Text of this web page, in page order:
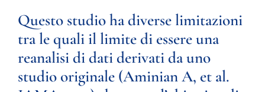
Questo studio ha diverse limitazioni
tra le quali il limite di essere una
reanalisi di dati derivati da uno
studio originale (Aminian A, et al.